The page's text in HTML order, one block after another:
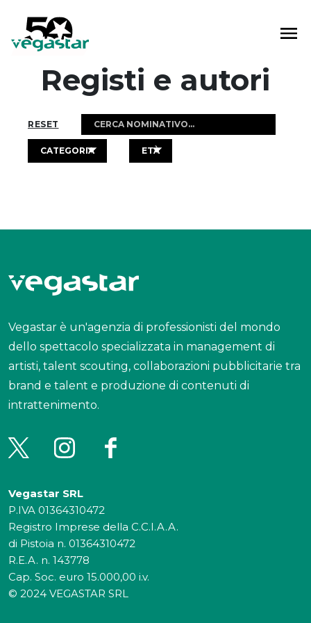
contenuto
Registi e autori
RESET
CATEGORIA ETÀ
Vegastar è un'agenzia di professionisti del mondo
dello spettacolo specializzata in management di
artisti, talent scouting, collaborazioni pubblicitarie tra
brand e talent e produzione di contenuti di
intrattenimento.
Vegastar SRL
P.IVA 01364310472
Registro Imprese della C.C.I.A.A.
di Pistoia n. 01364310472
R.E.A. n. 143778
Cap. Soc. euro 15.000,00 i.v.
© 2024 VEGASTAR SRL